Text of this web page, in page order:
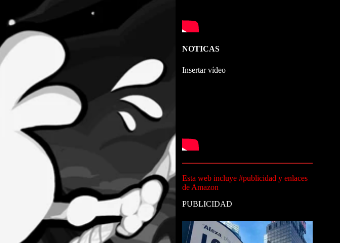
NOTICAS
Insertar vídeo
Esta web incluye #publicidad y enlaces
de Amazon
PUBLICIDAD